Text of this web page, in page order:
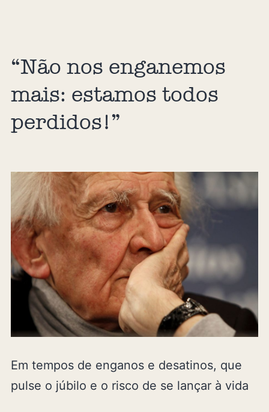
“Não nos enganemos
mais: estamos todos
perdidos!”
Em tempos de enganos e desatinos, que
pulse o júbilo e o risco de se lançar à vida